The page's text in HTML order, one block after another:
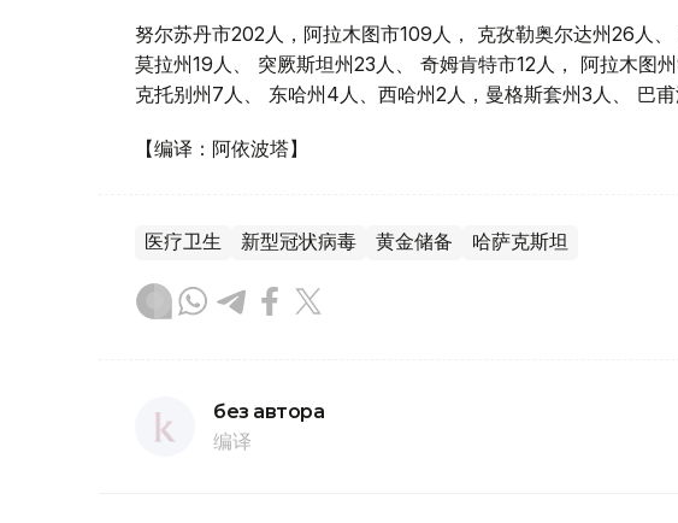
努尔苏丹市202人，阿拉木图市109人， 克孜勒奥尔达州26人
莫拉州19人、 突厥斯坦州23人、 奇姆肯特市12人， 阿拉木图
克托别州7人、 东哈州4人、西哈州2人，曼格斯套州3人、 巴甫
【编译：阿依波塔】
医疗卫生 新型冠状病毒 黄金储备 哈萨克斯坦
без автора
编译